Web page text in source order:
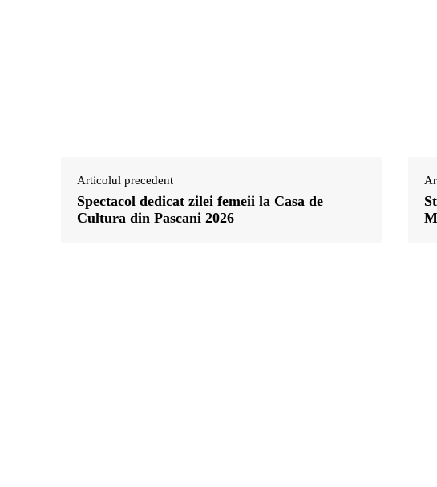
Articolul precedent
Spectacol dedicat zilei femeii la Casa de
Cultura din Pascani 2026